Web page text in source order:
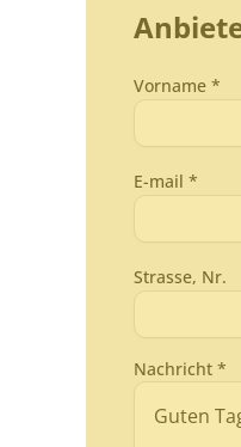
Vorname *
E-mail *
Strasse, Nr.
Nachricht *